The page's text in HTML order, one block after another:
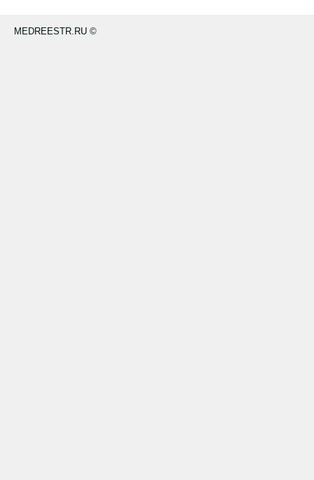
MEDREESTR.RU ©